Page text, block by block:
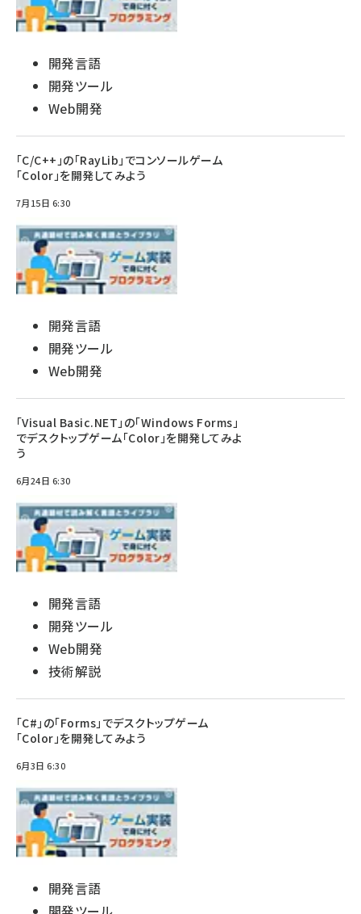
開発言語
開発ツール
Web開発
「C/C++」の「RayLib」でコンソールゲーム
「Color」を開発してみよう
7月15日 6:30
開発言語
開発ツール
Web開発
「Visual Basic.NET」の「Windows Forms」
でデスクトップゲーム「Color」を開発してみよ
う
6月24日 6:30
開発言語
開発ツール
Web開発
技術解説
「C#」の「Forms」でデスクトップゲーム
「Color」を開発してみよう
6月3日 6:30
開発言語